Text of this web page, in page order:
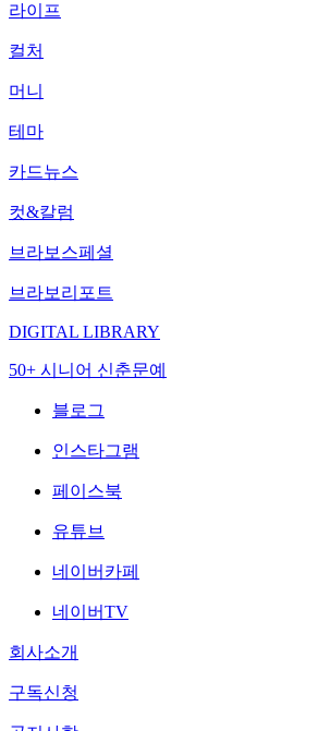
라이프
컬처
머니
테마
카드뉴스
컷&칼럼
브라보스페셜
브라보리포트
DIGITAL LIBRARY
50+ 시니어 신춘문예
블로그
인스타그램
페이스북
유튜브
네이버카페
네이버TV
회사소개
구독신청